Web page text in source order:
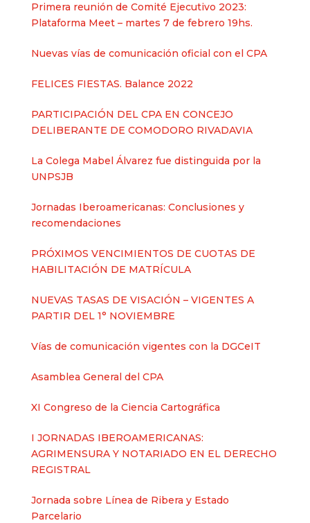
Primera reunión de Comité Ejecutivo 2023:
Plataforma Meet – martes 7 de febrero 19hs.
Nuevas vías de comunicación oficial con el CPA
FELICES FIESTAS. Balance 2022
PARTICIPACIÓN DEL CPA EN CONCEJO
DELIBERANTE DE COMODORO RIVADAVIA
La Colega Mabel Álvarez fue distinguida por la
UNPSJB
Jornadas Iberoamericanas: Conclusiones y
recomendaciones
PRÓXIMOS VENCIMIENTOS DE CUOTAS DE
HABILITACIÓN DE MATRÍCULA
NUEVAS TASAS DE VISACIÓN – VIGENTES A
PARTIR DEL 1° NOVIEMBRE
Vías de comunicación vigentes con la DGCeIT
Asamblea General del CPA
XI Congreso de la Ciencia Cartográfica
I JORNADAS IBEROAMERICANAS:
AGRIMENSURA Y NOTARIADO EN EL DERECHO
REGISTRAL
Jornada sobre Línea de Ribera y Estado
Parcelario